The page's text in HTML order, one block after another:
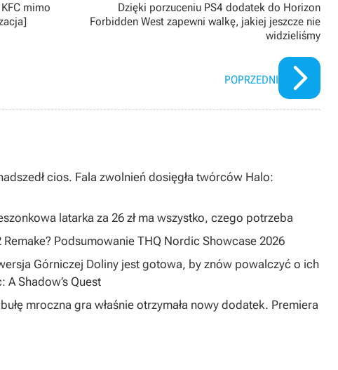
mimo
Dzięki porzuceniu PS4 dodatek do Horizon
Forbidden West zapewni walkę, jakiej jeszcze nie
widzieliśmy
POPRZEDNI
cios. Fala zwolnień dosięgła twórców Halo:
latarka za 26 zł ma wszystko, czego potrzeba
Podsumowanie THQ Nordic Showcase 2026
Górniczej Doliny jest gotowa, by znów powalczyć o ich
Shadow’s Quest
mroczna gra właśnie otrzymała nowy dodatek. Premiera